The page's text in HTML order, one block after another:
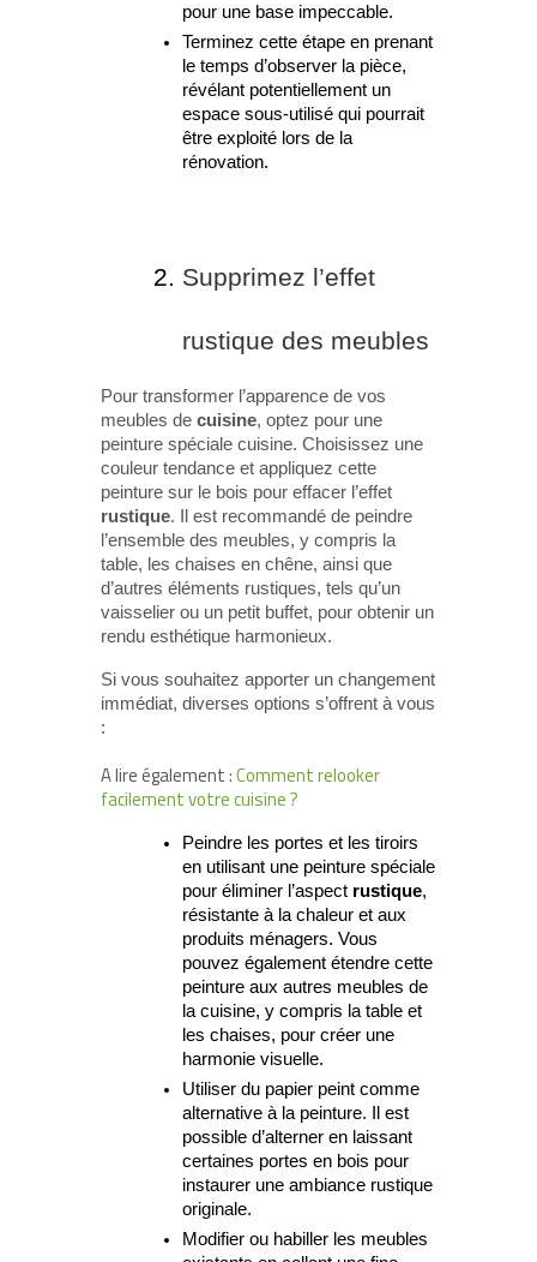
pour une base impeccable.
Terminez cette étape en prenant
le temps d’observer la pièce,
révélant potentiellement un
espace sous-utilisé qui pourrait
être exploité lors de la
rénovation.
Supprimez l’effet
rustique des meubles
Pour transformer l’apparence de vos
meubles de cuisine, optez pour une
peinture spéciale cuisine. Choisissez une
couleur tendance et appliquez cette
peinture sur le bois pour effacer l’effet
rustique. Il est recommandé de peindre
l’ensemble des meubles, y compris la
table, les chaises en chêne, ainsi que
d’autres éléments rustiques, tels qu’un
vaisselier ou un petit buffet, pour obtenir un
rendu esthétique harmonieux.
Si vous souhaitez apporter un changement
immédiat, diverses options s’offrent à vous
:
A lire également :Comment relooker
facilement votre cuisine ?
Peindre les portes et les tiroirs
en utilisant une peinture spéciale
pour éliminer l’aspect rustique,
résistante à la chaleur et aux
produits ménagers. Vous
pouvez également étendre cette
peinture aux autres meubles de
la cuisine, y compris la table et
les chaises, pour créer une
harmonie visuelle.
Utiliser du papier peint comme
alternative à la peinture. Il est
possible d’alterner en laissant
certaines portes en bois pour
instaurer une ambiance rustique
originale.
Modifier ou habiller les meubles